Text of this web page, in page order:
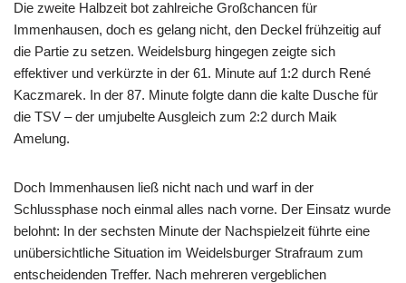
Die zweite Halbzeit bot zahlreiche Großchancen für
Immenhausen, doch es gelang nicht, den Deckel frühzeitig auf
die Partie zu setzen. Weidelsburg hingegen zeigte sich
effektiver und verkürzte in der 61. Minute auf 1:2 durch René
Kaczmarek. In der 87. Minute folgte dann die kalte Dusche für
die TSV – der umjubelte Ausgleich zum 2:2 durch Maik
Amelung.
Doch Immenhausen ließ nicht nach und warf in der
Schlussphase noch einmal alles nach vorne. Der Einsatz wurde
belohnt: In der sechsten Minute der Nachspielzeit führte eine
unübersichtliche Situation im Weidelsburger Strafraum zum
entscheidenden Treffer. Nach mehreren vergeblichen